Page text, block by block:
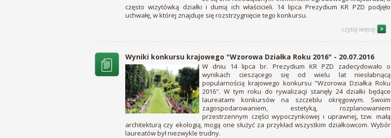
często wizytówką działki i dumą ich właścicieli. 14 lipca Prezydium KR PZD podjęło
uchwałę, w której znajduje się rozstrzygnięcie tego konkursu.
czytaj więcej
Wyniki konkursu krajowego "Wzorowa Działka Roku 2016" - 20.07.2016
W dniu 14 lipca br. Prezydium KR PZD zadecydowało o
wynikach cieszącego się od wielu lat niesłabnącą
popularnością krajowego konkursu "Wzorowa Działka Roku
2016". W tym roku do rywalizacji stanęły 24 działki będące
laureatami konkursów na szczeblu okręgowym. Swoim
zagospodarowaniem, estetyką, rozplanowaniem
przestrzennym części wypoczynkowej i uprawnej, tzw. małą
architekturą czy ekologią, mogą one służyć za przykład wszystkim działkowcom. Wybór
laureatów był niezwykle trudny.